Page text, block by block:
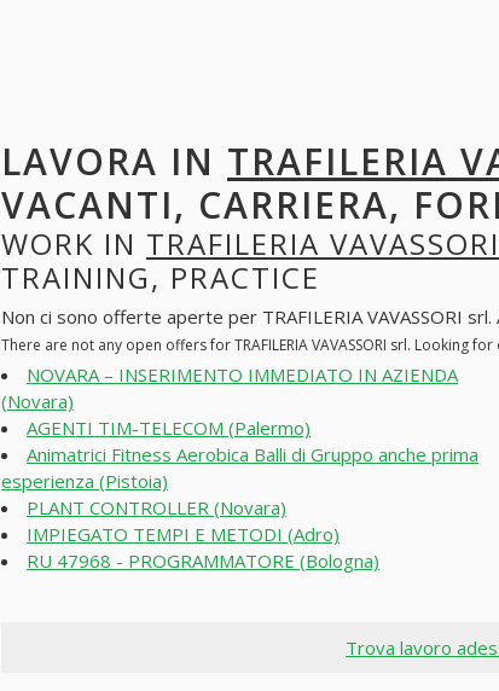
LAVORA IN TRAFILERIA
VACANTI, CARRIERA,
WORK IN TRAFILERIA
TRAINING, PRACTICE
Non ci sono offerte aperte per TRAFILERIA VAVASSORI
There are not any open offers for TRAFILERIA VAVASSORI srl. Looking
NOVARA – INSERIMENTO IMMEDIATO IN AZIENDA
(Novara)
AGENTI TIM-TELECOM (Palermo)
Animatrici Fitness Aerobica Balli di Gruppo anche prima
esperienza (Pistoia)
PLANT CONTROLLER (Novara)
IMPIEGATO TEMPI E METODI (Adro)
RU 47968 - PROGRAMMATORE (Bologna)
Trova lavoro